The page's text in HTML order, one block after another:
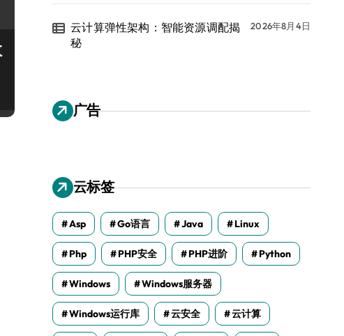
云计算弹性架构：智能资源调配揭
秘
2026年8月4日
广告
云标签
Asp Go语言 Java Linux
Php PHP安全 PHP进阶 Python
Windows Windows服务器
Windows运行库 云安全 云计算